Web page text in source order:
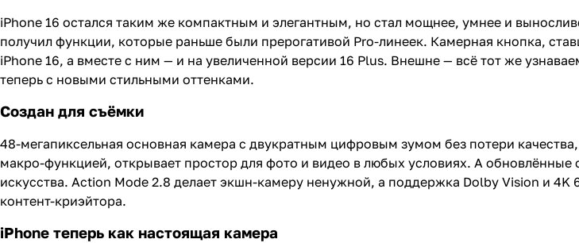
iPhone 16 остался таким же компактным и элегантным, но стал мощнее, умнее и
получил функции, которые раньше были прерогативой Pro-линеек. Камерная кнопка,
iPhone 16, а вместе с ним — и на увеличенной версии 16 Plus. Внешне — всё тот же
теперь с новыми стильными оттенками.
Создан для съёмки
48-мегапиксельная основная камера с двукратным цифровым зумом без потери
макро-функцией, открывает простор для фото и видео в любых условиях. А
искусства. Action Mode 2.8 делает экшн-камеру ненужной, а поддержка Dolby Vision и
контент-криэйтора.
iPhone теперь как настоящая камера